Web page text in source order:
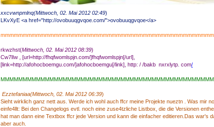
xxcvwnpmlnq(Mittwoch, 02. Mai 2012 02:49)
LKvXyE <a href="http://ovobuuqgvqoe.com/">ovobuuqgvqoe</a>
rkwzhst(Mittwoch, 02. Mai 2012 08:39)
Cw7lIw , [url=http://fhqfwomlspjn.com/]fhqfwomlspjn[/url],
[link=http://afohocboemgu.com/]afohocboemgu[/link], http: / /bakb nxrxlytp. com/
Ezztefaniaa(Mittwoch, 02. Mai 2012 06:39)
Sieht wirklich ganz nett aus. Werde ich wohl auch ffcr meine Projekte nueztn . Was mir
einfe4llt: Bei den Changelogs evtl. noch eine zuse4tzliche Listbox, die die Versionen
hat man dann eine Textbox ffcr jede Version und kann die einfacher editieren.Das war's
aber auch.